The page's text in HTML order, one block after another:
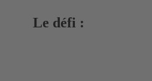
Le défi :